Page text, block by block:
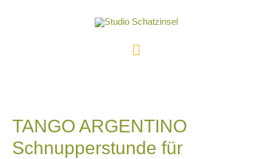
Hauptmenü
TANGO ARGENTINO
Schnupperstunde für